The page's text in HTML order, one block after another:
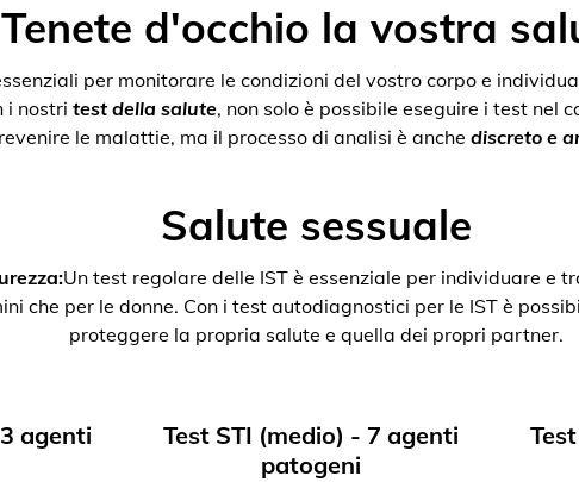
Tenete d'occhio la vostra
per monitorare le condizioni del vostro corpo e
i nostri test della salute, non solo è possibile eseguire i test nel
le malattie, ma il processo di analisi è anche discreto e
Salute sessuale
Un test regolare delle IST è essenziale per individuare e
che per le donne. Con i test autodiagnostici per le IST è
proteggere la propria salute e quella dei propri partner.
agenti
Test STI (medio) - 7 agenti
patogeni